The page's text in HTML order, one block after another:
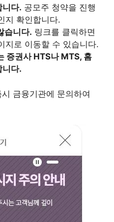
니다. 공모주 청약을 진행
지 확인합니다.
습니다. 링크를 클릭하면
지로 이동할 수 있습니다.
증권사 HTS나 MTS, 홈
니다.
금융기관에 문의하여